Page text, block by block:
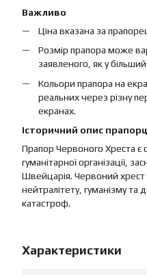
Важливо
Ціна вказана за
Розмір прапора може
заявленого, як у
Кольори прапора на
реальних через різну
екранах.
Історичний опис
Прапор Червоного Хреста
гуманітарної організації,
Швейцарія. Червоний хрест
нейтралітету, гуманізму та
катастроф.
Характеристики